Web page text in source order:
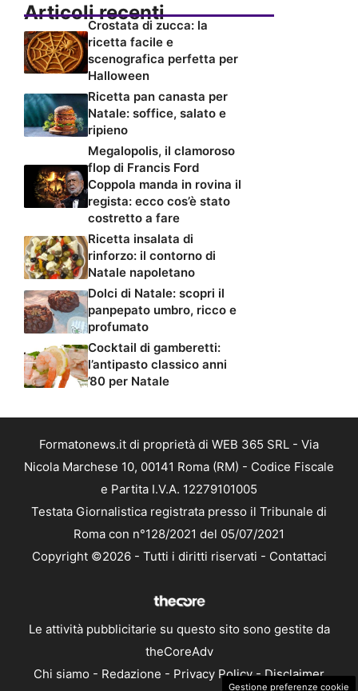
Articoli recenti
Crostata di zucca: la
ricetta facile e
scenografica perfetta per
Halloween
Ricetta pan canasta per
Natale: soffice, salato e
ripieno
Megalopolis, il clamoroso
flop di Francis Ford
Coppola manda in rovina il
regista: ecco cos’è stato
costretto a fare
Ricetta insalata di
rinforzo: il contorno di
Natale napoletano
Dolci di Natale: scopri il
panpepato umbro, ricco e
profumato
Cocktail di gamberetti:
l’antipasto classico anni
’80 per Natale
Formatonews.it di proprietà di WEB 365 SRL - Via
Nicola Marchese 10, 00141 Roma (RM) - Codice Fiscale
e Partita I.V.A. 12279101005
Testata Giornalistica registrata presso il Tribunale di
Roma con n°128/2021 del 05/07/2021
Copyright ©2026 - Tutti i diritti riservati - Contattaci
Le attività pubblicitarie su questo sito sono gestite da
theCoreAdv
Chi siamo - Redazione - Privacy Policy-Disclaimer
Gestione preferenze cookie